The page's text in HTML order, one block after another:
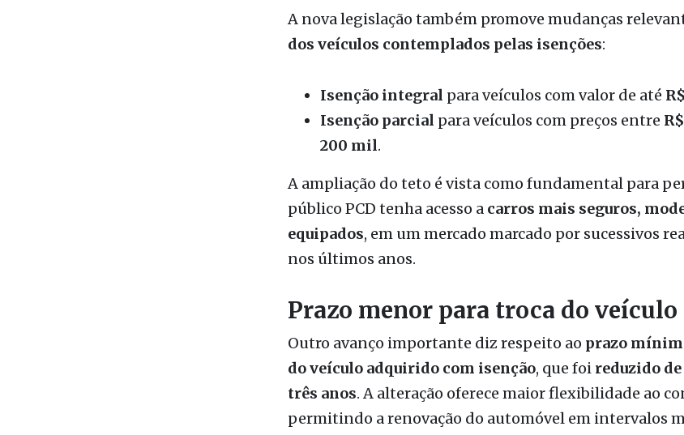
Isenção integralpara veículos com valor de até
200 mil.
A ampliação do teto é vista como fundamental para
equipados, em um mercado marcado por sucessivos
nos últimos anos.
Prazo menor para troca do veículo
do veículo adquirido com isenção, que foi reduzido de
três anos. A alteração oferece maior flexibilidade ao
permitindo a renovação do automóvel em intervalos
Quando as novas regras entram